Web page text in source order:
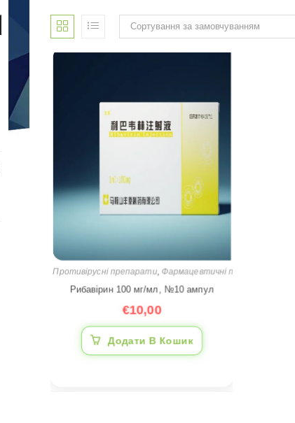
Сортування за замовчуванням
Противірусні препарати, Фармацевтичні препарати
Рибавірин 100 мг/мл, №10 ампул
€10,00
Додати В Кошик